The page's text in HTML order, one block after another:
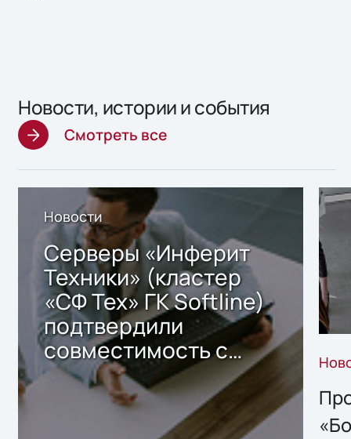
Новости, истории и события
Смотреть все
Новости
Серверы «Инферит
Техники» (кластер
«СФ Тех» ГК Softline)
подтвердили
совместимость с
решением Sharx
Storage 2.x для
хранения данных